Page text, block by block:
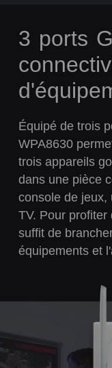
3 ports
Équipé de trois
WPA8630
trois appareils
dans une pièce
console de jeux,
TV. Pour
suffit de
équipements et